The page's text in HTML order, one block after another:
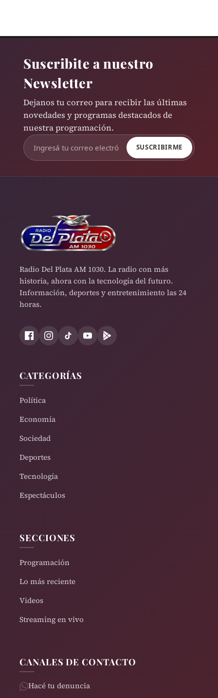
Suscribite a nuestro
Newsletter
Dejanos tu correo para recibir las últimas
novedades y programas destacados de
nuestra programación.
SUSCRIBIRME
Radio Del Plata AM 1030. La radio con más
historia, ahora con la tecnología del futuro.
Información, deportes y entretenimiento las 24
horas.
CATEGORÍAS
Política
Economía
Sociedad
Deportes
Tecnología
Espectáculos
SECCIONES
Programación
Lo más reciente
Videos
Streaming en vivo
CANALES DE CONTACTO
Hacé tu denuncia